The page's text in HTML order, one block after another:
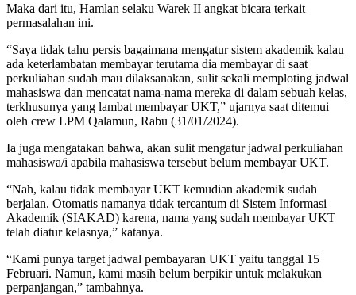
Maka dari itu, Hamlan selaku Warek II angkat bicara terkait
permasalahan ini.
“Saya tidak tahu persis bagaimana mengatur sistem akademik kalau
ada keterlambatan membayar terutama dia membayar di saat
perkuliahan sudah mau dilaksanakan, sulit sekali memploting jadwal
mahasiswa dan mencatat nama-nama mereka di dalam sebuah kelas,
terkhusunya yang lambat membayar UKT,” ujarnya saat ditemui
oleh crew LPM Qalamun, Rabu (31/01/2024).
Ia juga mengatakan bahwa, akan sulit mengatur jadwal perkuliahan
mahasiswa/i apabila mahasiswa tersebut belum membayar UKT.
“Nah, kalau tidak membayar UKT kemudian akademik sudah
berjalan. Otomatis namanya tidak tercantum di Sistem Informasi
Akademik (SIAKAD) karena, nama yang sudah membayar UKT
telah diatur kelasnya,” katanya.
“Kami punya target jadwal pembayaran UKT yaitu tanggal 15
Februari. Namun, kami masih belum berpikir untuk melakukan
perpanjangan,” tambahnya.